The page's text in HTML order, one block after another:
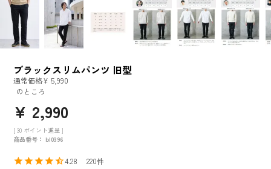
ブラックスリムパンツ 旧型
通常価格¥ 5,990
のところ
¥ 2,990
[ 30 ポイント進呈 ]
商品番号
bl0396
4.28
220